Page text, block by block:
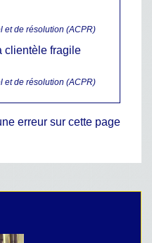
et de résolution (ACPR)
clientèle fragile
et de résolution (ACPR)
erreur sur cette page